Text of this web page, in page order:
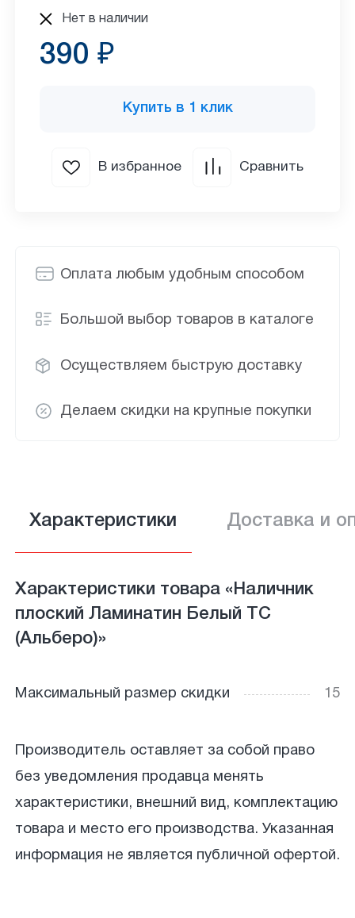
Оплата любым удобным способом
Большой выбор товаров в каталоге
Осуществляем быструю доставку
Делаем скидки на крупные покупки
Нет в наличии
390 ₽
Купить в 1 клик
В избранное Сравнить
Характеристики Доставка и
Характеристики товара «Наличник
плоский Ламинатин Белый ТС
(Альберо)»
Максимальный размер скидки 15
Производитель оставляет за собой право
без уведомления продавца менять
характеристики, внешний вид, комплектацию
товара и место его производства. Указанная
информация не является публичной офертой.